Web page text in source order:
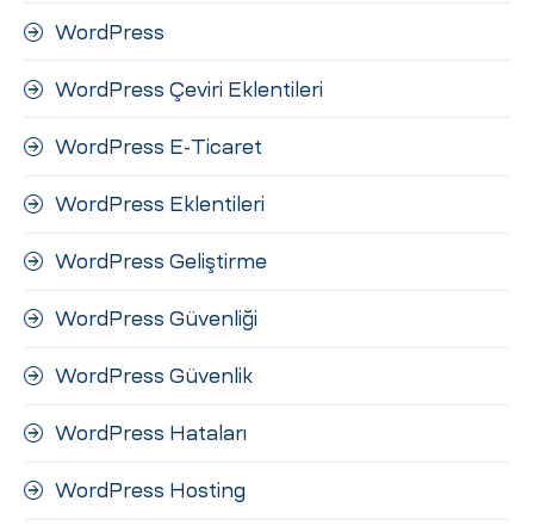
WordPress
WordPress Çeviri Eklentileri
WordPress E-Ticaret
WordPress Eklentileri
WordPress Geliştirme
WordPress Güvenliği
WordPress Güvenlik
WordPress Hataları
WordPress Hosting